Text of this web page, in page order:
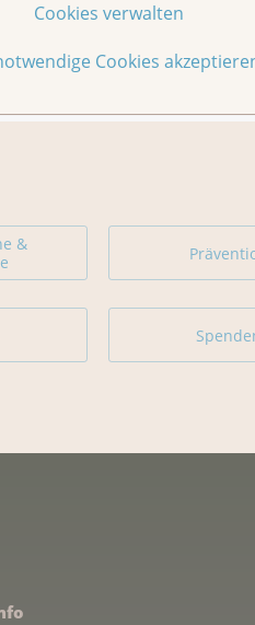
Cookies verwalten
Cookies
&